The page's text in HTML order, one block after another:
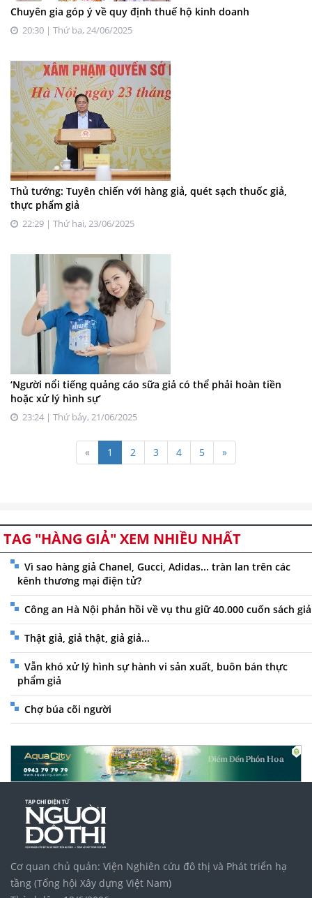
Chuyên gia góp ý về quy định thuế hộ kinh doanh
20:30 | Thứ ba, 24/06/2025
Thủ tướng: Tuyên chiến với hàng giả, quét sạch thuốc giả,
thực phẩm giả
22:29 | Thứ hai, 23/06/2025
‘Người nổi tiếng quảng cáo sữa giả có thể phải hoàn tiền
hoặc xử lý hình sự’
23:24 | Thứ bảy, 21/06/2025
« 1 2 3 4 5 »
TAG "HÀNG GIẢ" XEM NHIỀU NHẤT
Vì sao hàng giả Chanel, Gucci, Adidas... tràn lan trên các
kênh thương mại điện tử?
Công an Hà Nội phản hồi về vụ thu giữ 40.000 cuốn sách giả
Thật giả, giả thật, giả giả...
Vẫn khó xử lý hình sự hành vi sản xuất, buôn bán thực
phẩm giả
Chợ búa cõi người
Cơ quan chủ quản: Viện Nghiên cứu đô thị và Phát triển hạ
tầng (Tổng hội Xây dựng Việt Nam)